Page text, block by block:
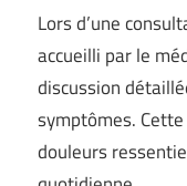
Lors d’une
accueilli par le
discussion
symptômes.
douleurs